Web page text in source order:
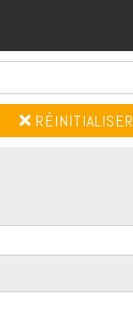
RÉINITIALISER